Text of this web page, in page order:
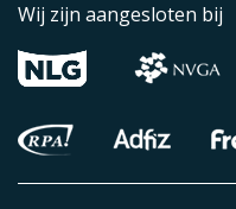
Wij zijn aangesloten bij